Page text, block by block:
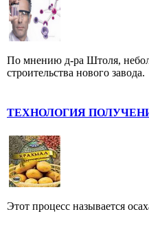
По мнению д-ра Штоля,
строительства нового завода.
ТЕХНОЛОГИЯ
Этот процесс называется